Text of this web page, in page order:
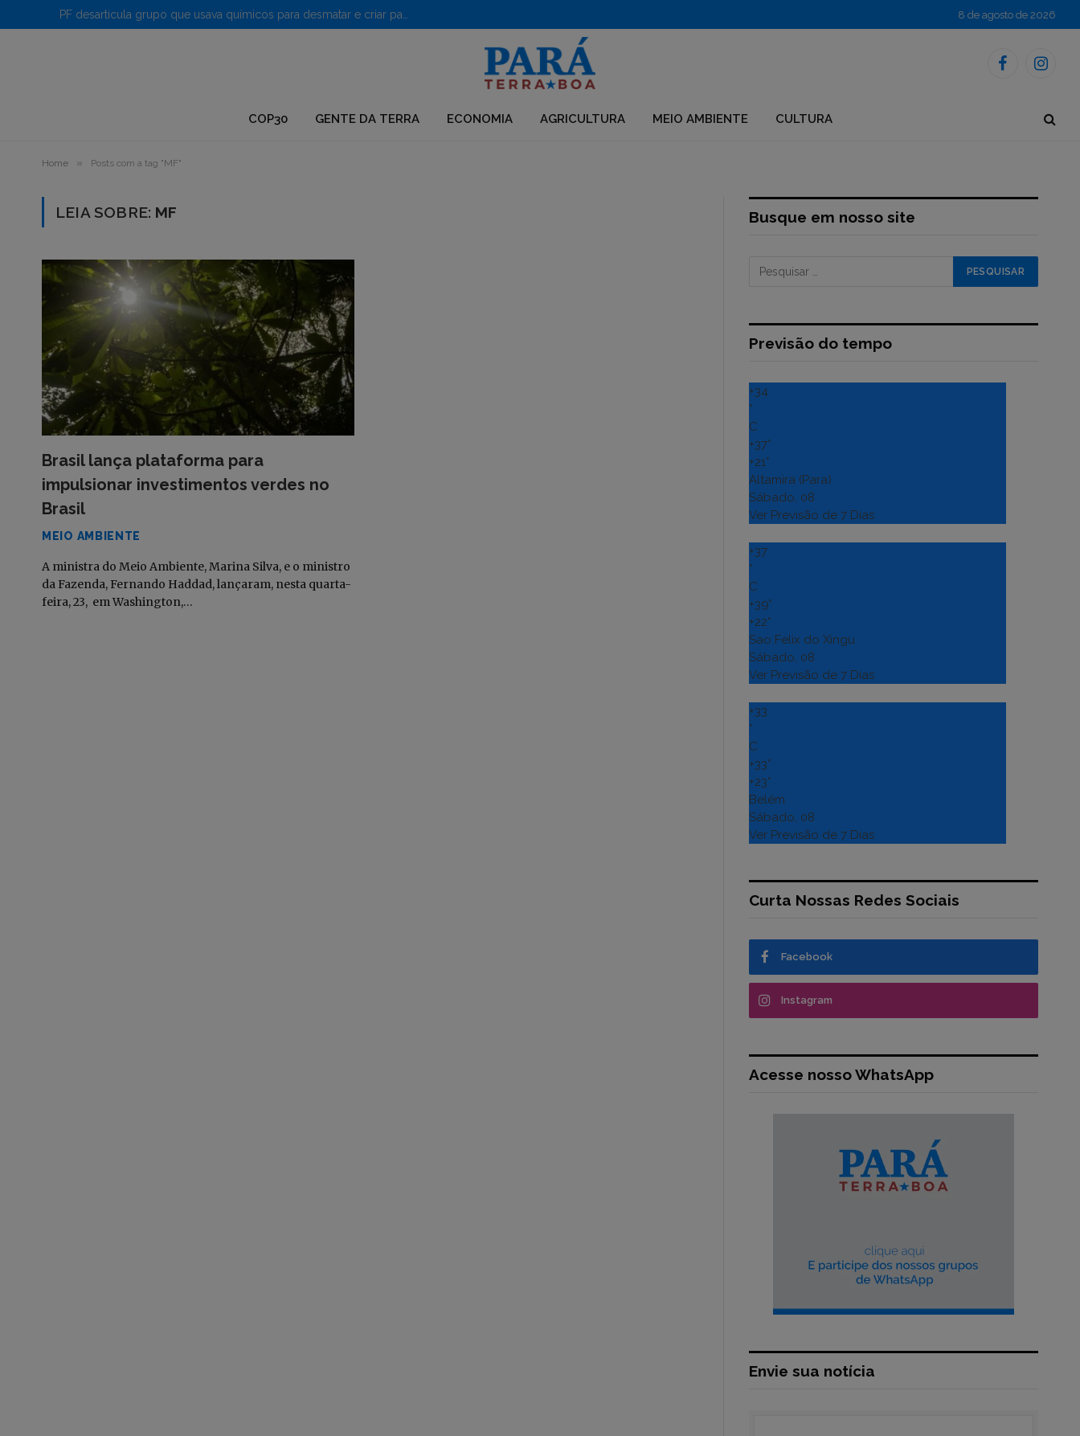
8 de agosto de 2026
Facebook
COP30 GENTE DA TERRA ECONOMIA AGRICULTURA MEIO AMBIENTE CULTURA
Home » Posts com a tag "MF"
LEIA SOBRE: MF
Brasil lança plataforma para
impulsionar investimentos verdes no
Brasil
MEIO AMBIENTE
A ministra do Meio Ambiente, Marina Silva, e o ministro
da Fazenda, Fernando Haddad, lançaram, nesta quarta-
feira, 23, em Washington,…
Busque em nosso site
Previsão do tempo
+34
°
C
+37°
+21°
Altamira (Para)
Sábado, 08
Ver Previsão de 7 Dias
+37
°
C
+39°
+22°
Sao Felix do Xingu
Sábado, 08
Ver Previsão de 7 Dias
+33
°
C
+33°
+23°
Belém
Sábado, 08
Ver Previsão de 7 Dias
Curta Nossas Redes Sociais
Facebook
Instagram
Acesse nosso WhatsApp
Envie sua notícia